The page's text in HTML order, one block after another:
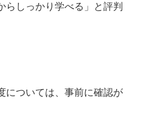
らしっかり学べる」と評判
については、事前に確認が